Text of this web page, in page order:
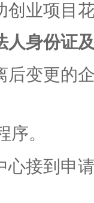
业项目花
人身份证
变更的企
。
接到申请